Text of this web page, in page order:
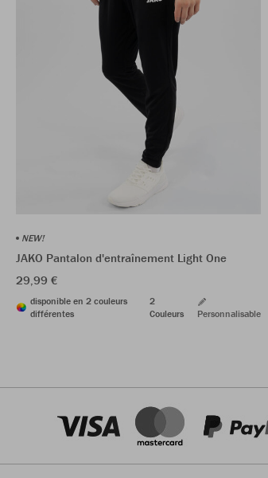
NEW!
JAKO Pantalon d'entraînement Light One
29,99 €
disponible en 2 couleurs
différentes
2
Couleurs
Personnalisable